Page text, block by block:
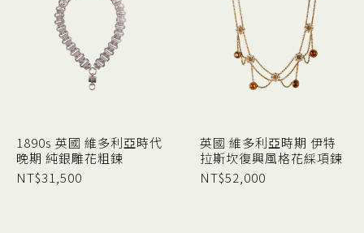
1890s 英國 維多利亞時代
晚期 純銀雕花粗鍊
NT$31,500
英國 維多利亞時期 伊特
拉斯坎復興風格花綵項鍊
NT$52,000